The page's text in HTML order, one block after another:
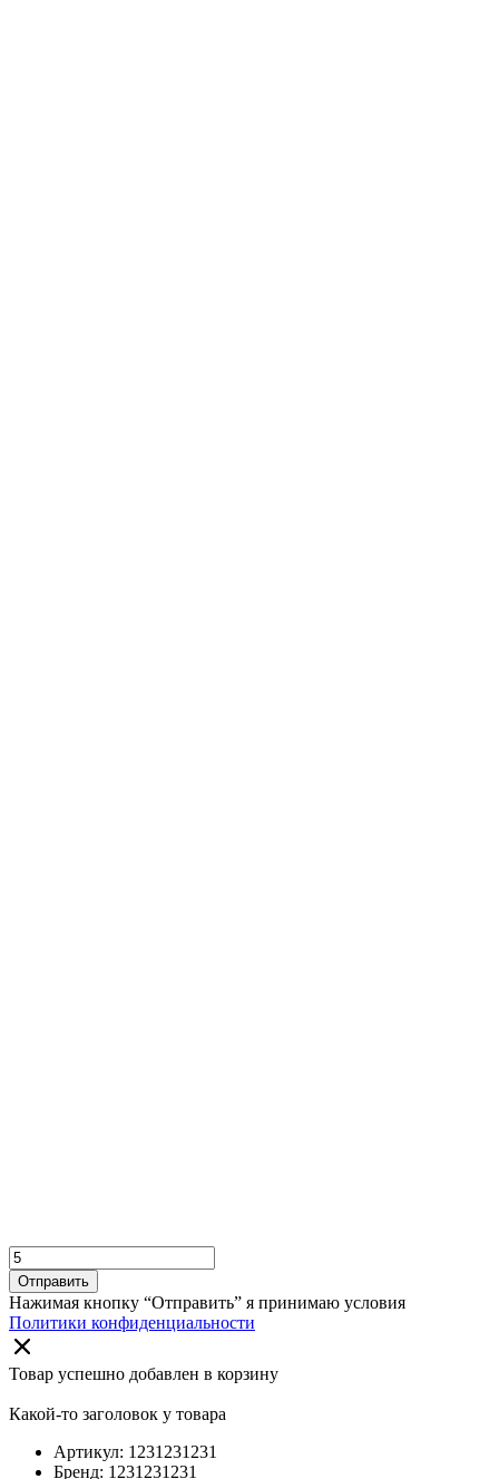
Отправить
Нажимая кнопку “Отправить” я принимаю условия
Политики конфиденциальности
Товар успешно добавлен в корзину
Какой-то заголовок у товара
Артикул: 1231231231
Бренд: 1231231231